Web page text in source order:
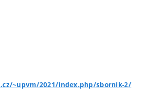
~upvm/2021/index.php/sbornik-2/